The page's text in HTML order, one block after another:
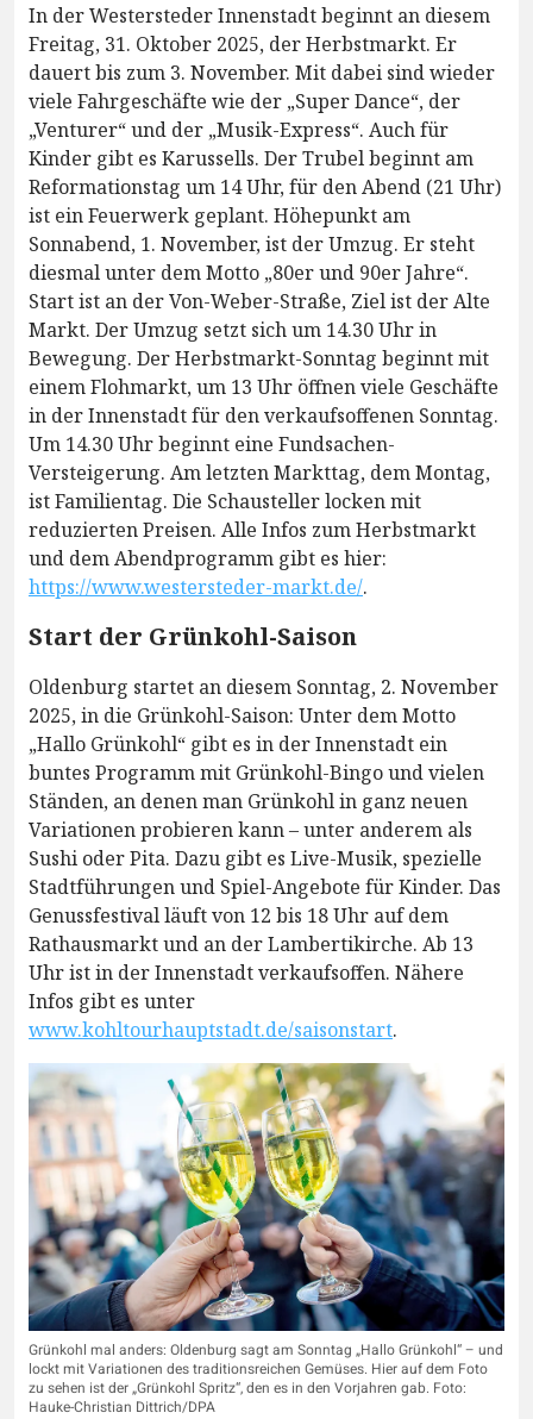
In der Westersteder Innenstadt beginnt an diesem
Freitag, 31. Oktober 2025, der Herbstmarkt. Er
dauert bis zum 3. November. Mit dabei sind wieder
viele Fahrgeschäfte wie der „Super Dance“, der
„Venturer“ und der „Musik-Express“. Auch für
Kinder gibt es Karussells. Der Trubel beginnt am
Reformationstag um 14 Uhr, für den Abend (21 Uhr)
ist ein Feuerwerk geplant. Höhepunkt am
Sonnabend, 1. November, ist der Umzug. Er steht
diesmal unter dem Motto „80er und 90er Jahre“.
Start ist an der Von-Weber-Straße, Ziel ist der Alte
Markt. Der Umzug setzt sich um 14.30 Uhr in
Bewegung. Der Herbstmarkt-Sonntag beginnt mit
einem Flohmarkt, um 13 Uhr öffnen viele Geschäfte
in der Innenstadt für den verkaufsoffenen Sonntag.
Um 14.30 Uhr beginnt eine Fundsachen-
Versteigerung. Am letzten Markttag, dem Montag,
ist Familientag. Die Schausteller locken mit
reduzierten Preisen. Alle Infos zum Herbstmarkt
und dem Abendprogramm gibt es hier:
https://www.westersteder-markt.de/.
Start der Grünkohl-Saison
Oldenburg startet an diesem Sonntag, 2. November
2025, in die Grünkohl-Saison: Unter dem Motto
„Hallo Grünkohl“ gibt es in der Innenstadt ein
buntes Programm mit Grünkohl-Bingo und vielen
Ständen, an denen man Grünkohl in ganz neuen
Variationen probieren kann – unter anderem als
Sushi oder Pita. Dazu gibt es Live-Musik, spezielle
Stadtführungen und Spiel-Angebote für Kinder. Das
Genussfestival läuft von 12 bis 18 Uhr auf dem
Rathausmarkt und an der Lambertikirche. Ab 13
Uhr ist in der Innenstadt verkaufsoffen. Nähere
Infos gibt es unter
www.kohltourhauptstadt.de/saisonstart.
Grünkohl mal anders: Oldenburg sagt am Sonntag „Hallo Grünkohl“ – und
lockt mit Variationen des traditionsreichen Gemüses. Hier auf dem Foto
zu sehen ist der „Grünkohl Spritz“, den es in den Vorjahren gab. Foto:
Hauke-Christian Dittrich/DPA